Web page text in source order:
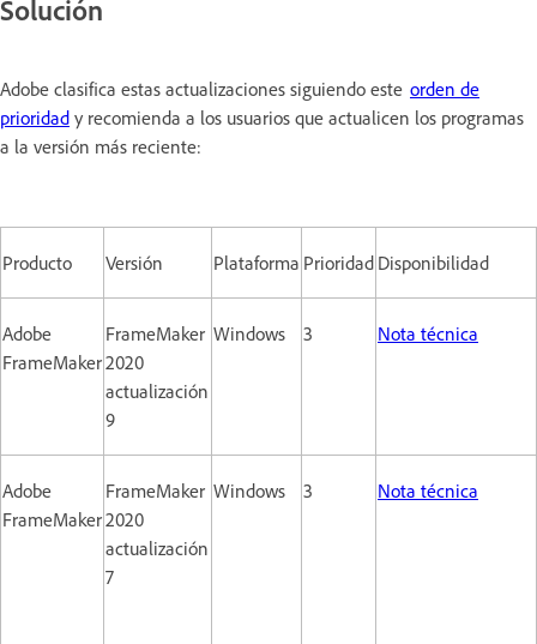
Solución
Adobe clasifica estas actualizaciones siguiendo este orden de
prioridad y recomienda a los usuarios que actualicen los programas
a la versión más reciente:
Producto Versión Plataforma Prioridad Disponibilidad
Adobe
FrameMaker
FrameMaker
2020
actualización
9
Windows 3 Nota técnica
Adobe
FrameMaker
FrameMaker
2020
actualización
7
Windows 3 Nota técnica